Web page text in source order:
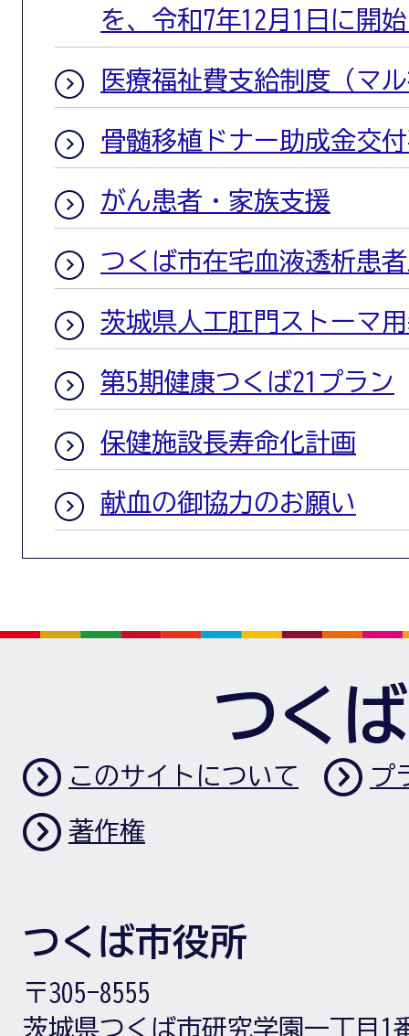
を、令和7年12月1日に開
医療福祉費支給制度（マ
骨髄移植ドナー助成金交
がん患者・家族支援
つくば市在宅血液透析患
茨城県人工肛門ストーマ
第5期健康つくば21プラン
保健施設長寿命化計画
献血の御協力のお願い
つく
このサイトについて プ
著作権
つくば市役所
〒305-8555
茨城県つくば市研究学園一丁目1